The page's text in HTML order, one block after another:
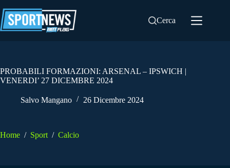
al
contenuto
Cerca
PROBABILI FORMAZIONI: ARSENAL – IPSWICH |
VENERDI’ 27 DICEMBRE 2024
Salvo Mangano 26 Dicembre 2024
Home / Sport / Calcio